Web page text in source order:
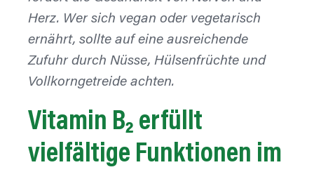
Herz. Wer sich vegan oder vegetarisch
ernährt, sollte auf eine ausreichende
Zufuhr durch Nüsse, Hülsenfrüchte und
Vollkorngetreide achten.
Vitamin B₂ erfüllt
vielfältige Funktionen im